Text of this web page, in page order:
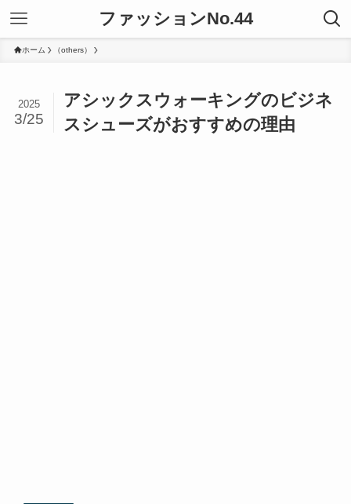
ファッションNo.44
ホーム （others）
アシックスウォーキングのビジネ
スシューズがおすすめの理由
2025
3/25